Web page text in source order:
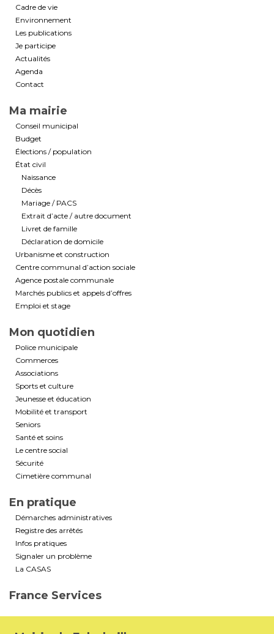
Cadre de vie
Environnement
Les publications
Je participe
Actualités
Agenda
Contact
Ma mairie
Conseil municipal
Budget
Élections / population
État civil
Naissance
Décès
Mariage / PACS
Extrait d’acte / autre document
Livret de famille
Déclaration de domicile
Urbanisme et construction
Centre communal d’action sociale
Agence postale communale
Marchés publics et appels d’offres
Emploi et stage
Mon quotidien
Police municipale
Commerces
Associations
Sports et culture
Jeunesse et éducation
Mobilité et transport
Seniors
Santé et soins
Le centre social
Sécurité
Cimetière communal
En pratique
Démarches administratives
Registre des arrêtés
Infos pratiques
Signaler un problème
La CASAS
France Services